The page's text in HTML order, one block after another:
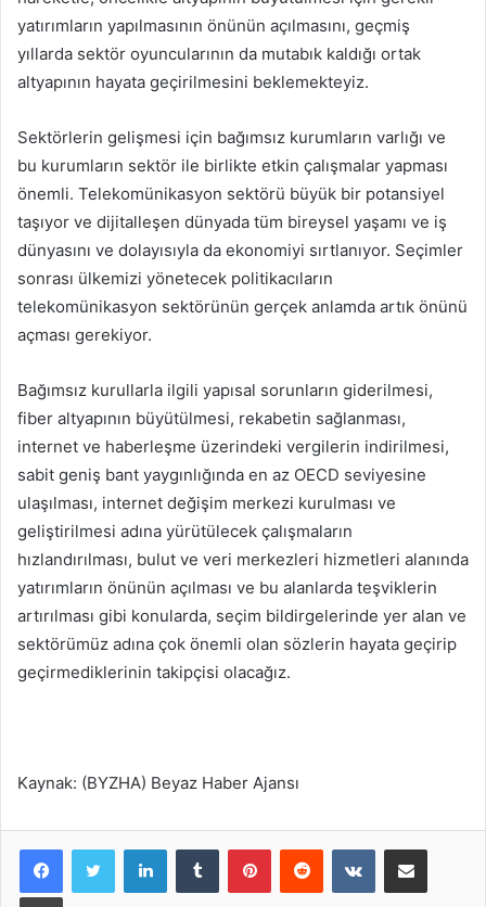
yatırımların yapılmasının önünün açılmasını, geçmiş
yıllarda sektör oyuncularının da mutabık kaldığı ortak
altyapının hayata geçirilmesini beklemekteyiz.
Sektörlerin gelişmesi için bağımsız kurumların varlığı ve
bu kurumların sektör ile birlikte etkin çalışmalar yapması
önemli. Telekomünikasyon sektörü büyük bir potansiyel
taşıyor ve dijitalleşen dünyada tüm bireysel yaşamı ve iş
dünyasını ve dolayısıyla da ekonomiyi sırtlanıyor. Seçimler
sonrası ülkemizi yönetecek politikacıların
telekomünikasyon sektörünün gerçek anlamda artık önünü
açması gerekiyor.
Bağımsız kurullarla ilgili yapısal sorunların giderilmesi,
fiber altyapının büyütülmesi, rekabetin sağlanması,
internet ve haberleşme üzerindeki vergilerin indirilmesi,
sabit geniş bant yaygınlığında en az OECD seviyesine
ulaşılması, internet değişim merkezi kurulması ve
geliştirilmesi adına yürütülecek çalışmaların
hızlandırılması, bulut ve veri merkezleri hizmetleri alanında
yatırımların önünün açılması ve bu alanlarda teşviklerin
artırılması gibi konularda, seçim bildirgelerinde yer alan ve
sektörümüz adına çok önemli olan sözlerin hayata geçirip
geçirmediklerinin takipçisi olacağız.
Kaynak: (BYZHA) Beyaz Haber Ajansı
LinkedInTumblr PinterestReddit VKontakteE-Posta ile paylaş
Yazdır